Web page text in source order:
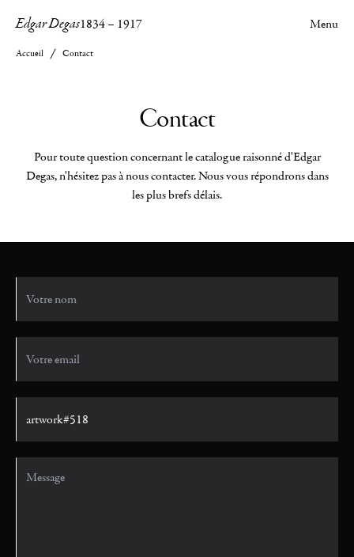
Edgar Degas1834– 1917 Menu
Accueil Contact
Contact
Pour toute question concernant le catalogue raisonné d'Edgar
Degas, n'hésitez pas à nous contacter. Nous vous répondrons dans
les plus brefs délais.